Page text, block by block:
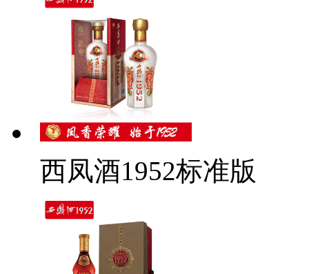
西凤酒1952标准版